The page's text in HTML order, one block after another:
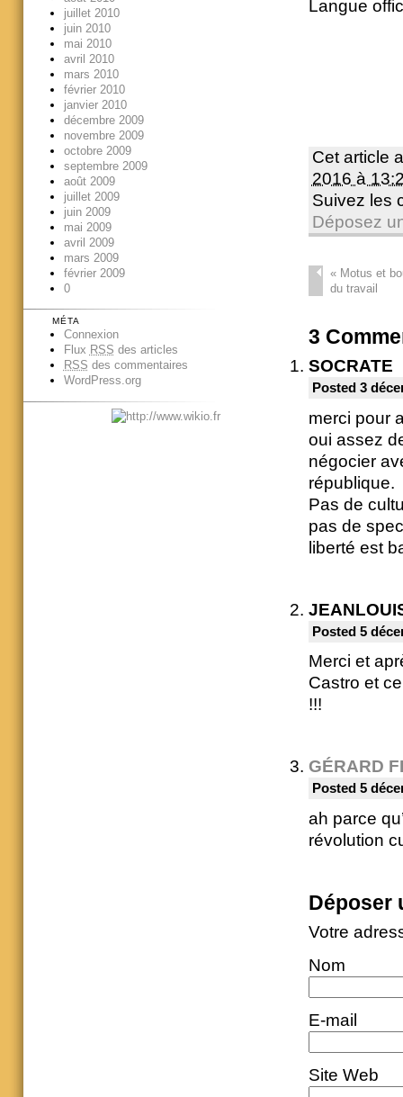
Langue
Cet article
2016 à
Suivez les
Déposez
«Motus et
du travail
3
SOCRATE
Posted 3
merci pour
oui assez
négocier
république.
Pas de
pas de
liberté est
Posted 5
Merci et
Castro et
!!!
GÉRARD
Posted 5
ah parce
révolution
Déposer
Votre
Nom
E-mail
Site Web
juillet 2010
juin 2010
mai 2010
avril 2010
mars 2010
février 2010
janvier 2010
décembre 2009
novembre 2009
octobre 2009
septembre 2009
août 2009
juillet 2009
juin 2009
mai 2009
avril 2009
mars 2009
février 2009
0
MÉTA
Connexion
Flux RSS des articles
RSS des commentaires
WordPress.org